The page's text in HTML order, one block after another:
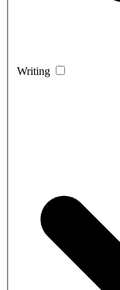
Writing